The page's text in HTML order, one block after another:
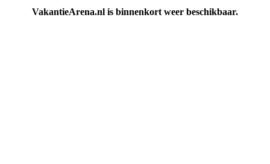
VakantieArena.nl is binnenkort weer beschikbaar.